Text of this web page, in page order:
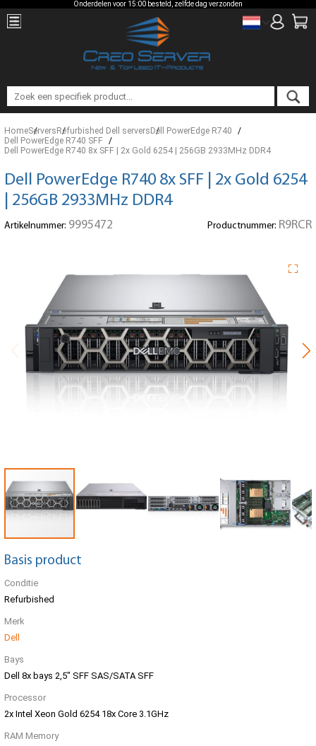
Onderdelen voor 15:00 besteld, zelfde dag verzonden
HomeServersRefurbished Dell serversDell PowerEdge R740
Dell PowerEdge R740 SFF
Dell PowerEdge R740 8x SFF | 2x Gold 6254 | 256GB 2933MHz DDR4
Dell PowerEdge R740 8x SFF | 2x Gold 6254
| 256GB 2933MHz DDR4
Artikelnummer: 9995472 Productnummer: R9RCR
Basis product
Conditie
Refurbished
Merk
Dell
Bays
Dell 8x bays 2,5" SFF SAS/SATA SFF
Processor
2x Intel Xeon Gold 6254 18x Core 3.1GHz
RAM Memory